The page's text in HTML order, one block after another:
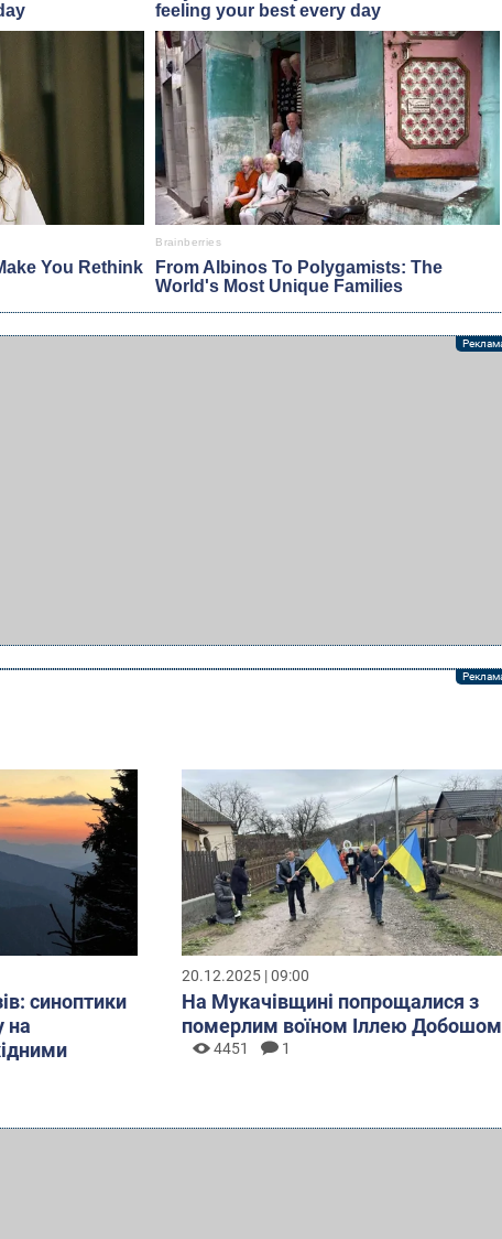
синоптики
на
20.12.2025 | 09:00
На Мукачівщині попрощалися з
померлим воїном Іллею Добошом
4451 1